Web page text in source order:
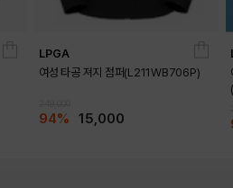
LPGA
여성 타공 져지 점퍼(L211WB706P)
94% 15,000